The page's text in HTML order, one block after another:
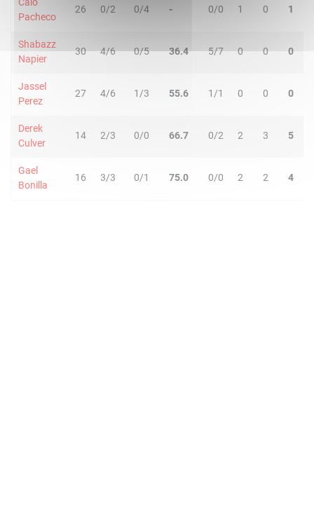
Pacheco
26 0/2 0/4 - 0/0 1 0 1
Shabazz
Napier
30 4/6 0/5 36.4 5/7 0 0 0
Jassel
Perez
27 4/6 1/3 55.6 1/1 0 0 0
Derek
Culver
14 2/3 0/0 66.7 0/2 2 3 5
Gael
Bonilla
16 3/3 0/1 75.0 0/0 2 2 4